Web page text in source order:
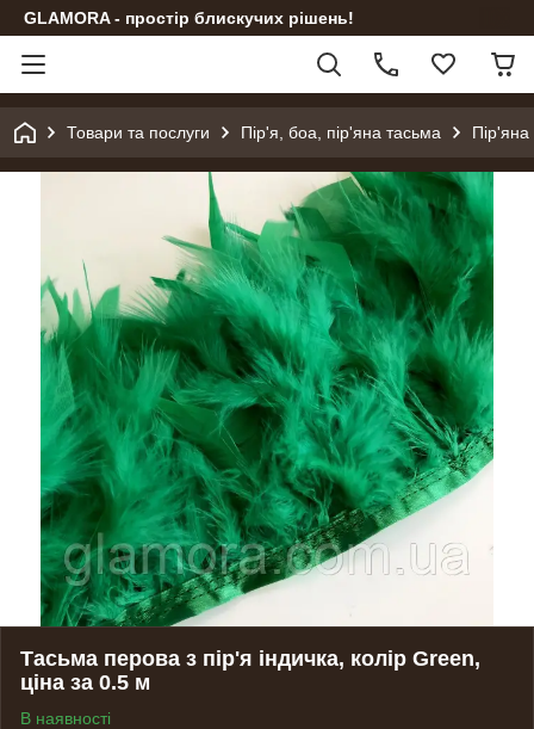
GLAMORA - простір блискучих рішень!
Товари та послуги Пір'я, боа, пір'яна тасьма
Тасьма перова з пір'я індичка, колір Green,
ціна за 0.5 м
В наявності